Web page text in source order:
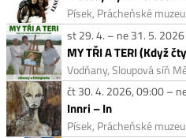
Písek, Prácheňské
st 29. 4. – ne 31. 5. 2026
Vodňany, Sloupová síň
čt 30. 4. 2026, 09:00 –
Innri – In
Písek, Prácheňské